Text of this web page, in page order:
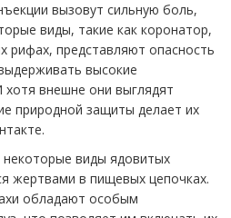
вызовут сильную боль,
виды, такие как коронатор,
представляют опасность
высокие
хотя внешне они выглядят
природной защиты делает их
виды ядовитых
жертвами в пищевых цепочках.
обладают особым